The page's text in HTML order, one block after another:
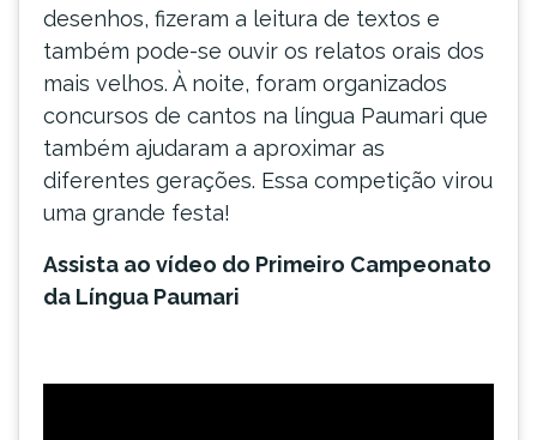
desenhos, fizeram a leitura de textos e
também pode-se ouvir os relatos orais dos
mais velhos. À noite, foram organizados
concursos de cantos na língua Paumari que
também ajudaram a aproximar as
diferentes gerações. Essa competição virou
uma grande festa!
Assista ao vídeo do Primeiro Campeonato
da Língua Paumari